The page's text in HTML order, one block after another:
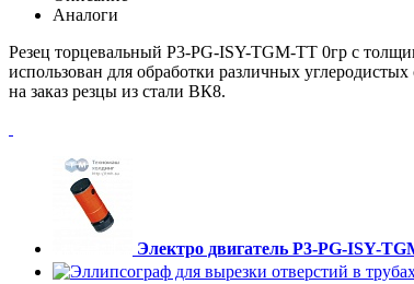
Аналоги
Резец торцевальный P3-PG-ISY-TGM-ТТ 0гр с
использован для обработки различных
на заказ резцы из стали ВК8.
Электро двигатель P3-PG-ISY-